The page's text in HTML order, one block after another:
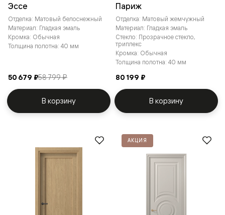
Эссе
Отделка: Матовый белоснежный
Материал: Гладкая эмаль
Кромка: Обычная
Толщина полотна: 40 мм
50 679 ₽58 799 ₽
В корзину
Париж
Отделка: Матовый жемчужный
Материал: Гладкая эмаль
Стекло: Прозрачное стекло,
триплекс
Кромка: Обычная
Толщина полотна: 40 мм
80 199 ₽
В корзину
АКЦИЯ